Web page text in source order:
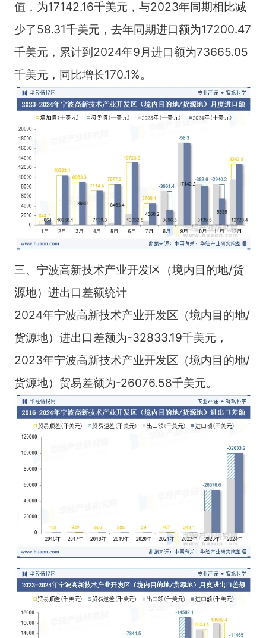
值，为17142.16千美元，与2023年同期相比减
少了58.31千美元，去年同期进口额为17200.47
千美元，累计到2024年9月进口额为73665.05
千美元，同比增长170.1%。
三、宁波高新技术产业开发区（境内目的地/货
源地）进出口差额统计
2024年宁波高新技术产业开发区（境内目的地/
货源地）进出口差额为-32833.19千美元，
2023年宁波高新技术产业开发区（境内目的地/
货源地）贸易差额为-26076.58千美元。